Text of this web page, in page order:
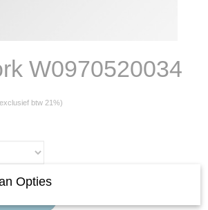
W0970520034
btw 21%)
Opties